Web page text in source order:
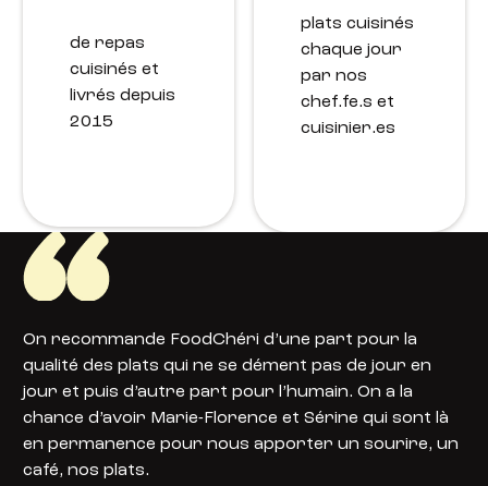
de repas
cuisinés et
livrés depuis
2015
plats cuisinés
chaque jour
par nos
chef.fe.s et
cuisinier.es
On recommande FoodChéri d’une part pour la
qualité des plats qui ne se dément pas de jour en
jour et puis d’autre part pour l’humain. On a la
chance d’avoir Marie-Florence et Sérine qui sont là
en permanence pour nous apporter un sourire, un
café, nos plats.